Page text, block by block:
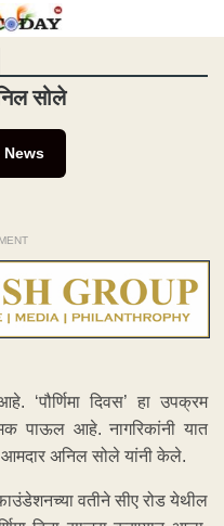
सोले
News
‘पौर्णिमा दिवस’ हा उपक्रम
पाऊल आहे. नागरिकांनी यात
आमदार अनिल सोले यांनी केले.
वतीने सीए रोड येथील